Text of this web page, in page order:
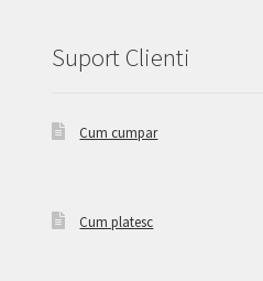
Suport Clienti
Cum cumpar
Cum platesc